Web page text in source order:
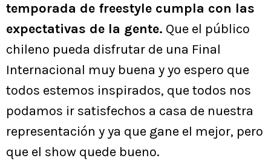
temporada de freestyle cumpla con las
expectativas de la gente. Que el público
chileno pueda disfrutar de una Final
Internacional muy buena y yo espero que
todos estemos inspirados, que todos nos
podamos ir satisfechos a casa de nuestra
representación y ya que gane el mejor, pero
que el show quede bueno.